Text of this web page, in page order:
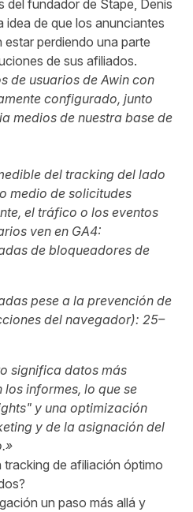
del fundador de Stape, Denis
idea de que los anunciantes
perdiendo una parte
de sus afiliados.
de usuarios de Awin con
configurado, junto
medios de nuestra base de
del tracking del lado
medio de solicitudes
el tráfico o los eventos
ven en GA4:
de bloqueadores de
pese a la prevención de
del navegador): 25–
significa datos más
informes, lo que se
y una optimización
y de la asignación del
de afiliación óptimo
un paso más allá y